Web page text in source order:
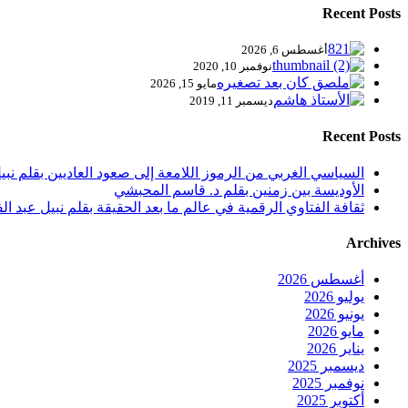
Recent Posts
أغسطس 6, 2026
نوفمبر 10, 2020
مايو 15, 2026
ديسمبر 11, 2019
Recent Posts
السياسي الغربي من الرموز اللامعة إلى صعود العاديين بقلم
الأوديسة بين زمنين بقلم د. قاسم المحبشي
ثقافة الفتاوي الرقمية في عالم ما بعد الحقيقة بقلم نبيل عبد
Archives
أغسطس 2026
يوليو 2026
يونيو 2026
مايو 2026
يناير 2026
ديسمبر 2025
نوفمبر 2025
أكتوبر 2025